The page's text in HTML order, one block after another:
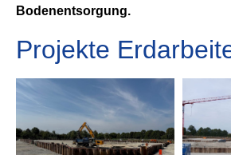
Bodenentsorgung.
Projekte